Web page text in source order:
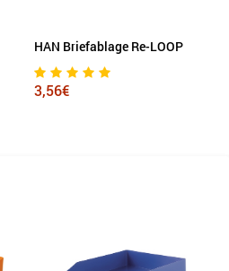
HAN Briefablage Re-LOOP
3,56€